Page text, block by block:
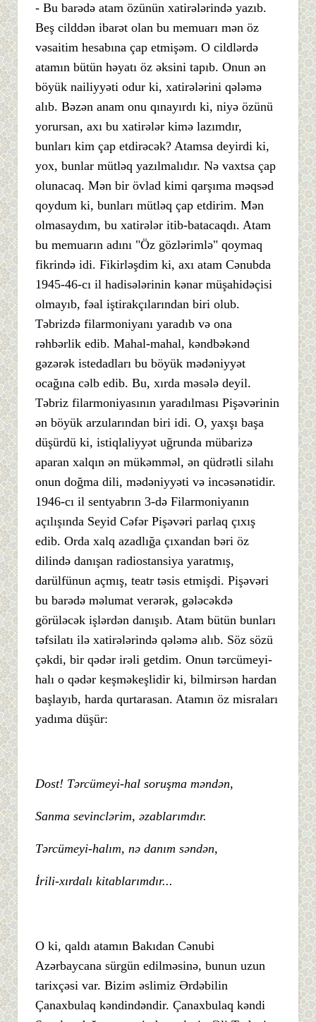
- Bu barədə atam özünün xatirələrində yazıb.
Beş cilddən ibarət olan bu memuarı mən öz
vəsaitim hesabına çap etmişəm. O cildlərdə
atamın bütün həyatı öz əksini tapıb. Onun ən
böyük nailiyyəti odur ki, xatirələrini qələmə
alıb. Bəzən anam onu qınayırdı ki, niyə özünü
yorursan, axı bu xatirələr kimə lazımdır,
bunları kim çap etdirəcək? Atamsa deyirdi ki,
yox, bunlar mütləq yazılmalıdır. Nə vaxtsa çap
olunacaq. Mən bir övlad kimi qarşıma məqsəd
qoydum ki, bunları mütləq çap etdirim. Mən
olmasaydım, bu xatirələr itib-batacaqdı. Atam
bu memuarın adını "Öz gözlərimlə" qoymaq
fikrində idi. Fikirləşdim ki, axı atam Cənubda
1945-46-cı il hadisələrinin kənar müşahidəçisi
olmayıb, fəal iştirakçılarından biri olub.
Təbrizdə filarmoniyanı yaradıb və ona
rəhbərlik edib. Mahal-mahal, kəndbəkənd
gəzərək istedadları bu böyük mədəniyyət
ocağına cəlb edib. Bu, xırda məsələ deyil.
Təbriz filarmoniyasının yaradılması Pişəvərinin
ən böyük arzularından biri idi. O, yaxşı başa
düşürdü ki, istiqlaliyyət uğrunda mübarizə
aparan xalqın ən mükəmməl, ən qüdrətli silahı
onun doğma dili, mədəniyyəti və incəsənətidir.
1946-cı il sentyabrın 3-də Filarmoniyanın
açılışında Seyid Cəfər Pişəvəri parlaq çıxış
edib. Orda xalq azadlığa çıxandan bəri öz
dilində danışan radiostansiya yaratmış,
darülfünun açmış, teatr təsis etmişdi. Pişəvəri
bu barədə məlumat verərək, gələcəkdə
görüləcək işlərdən danışıb. Atam bütün bunları
təfsilatı ilə xatirələrində qələmə alıb. Söz sözü
çəkdi, bir qədər irəli getdim. Onun tərcümeyi-
halı o qədər keşməkeşlidir ki, bilmirsən hardan
başlayıb, harda qurtarasan. Atamın öz misraları
yadıma düşür:
Dost! Tərcümeyi-hal soruşma məndən,
Sanma sevinclərim, əzablarımdır.
Tərcümeyi-halım, nə danım səndən,
İrili-xırdalı kitablarımdır...
O ki, qaldı atamın Bakıdan Cənubi
Azərbaycana sürgün edilməsinə, bunun uzun
tarixçəsi var. Bizim əslimiz Ərdəbilin
Çanaxbulaq kəndindəndir. Çanaxbulaq kəndi